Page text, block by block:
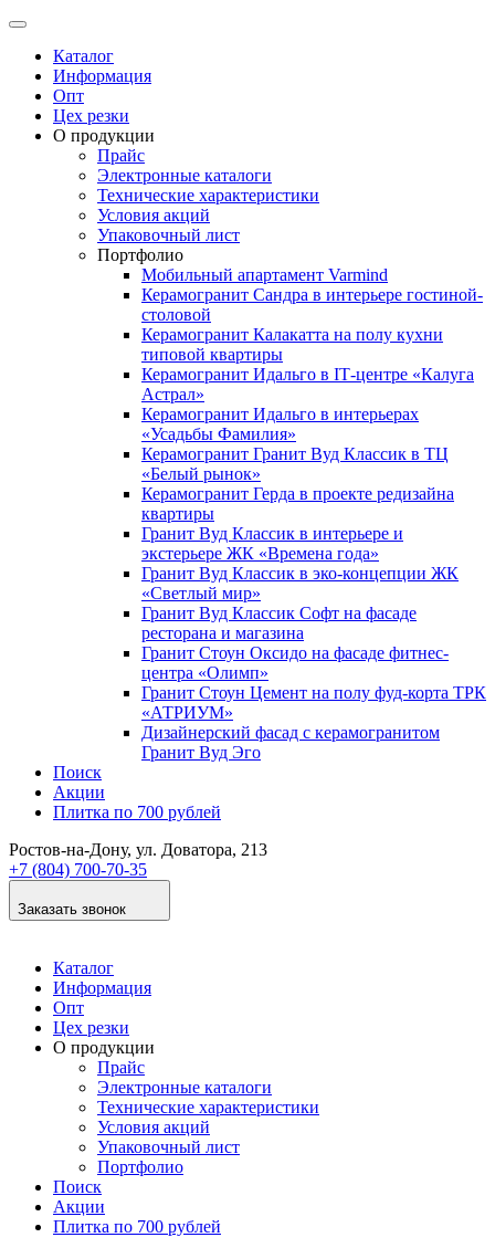
Каталог
Информация
Опт
Цех резки
О продукции
Прайс
Электронные каталоги
Технические характеристики
Условия акций
Упаковочный лист
Портфолио
Мобильный апартамент Varmind
Керамогранит Сандра в интерьере гостиной-
столовой
Керамогранит Калакатта на полу кухни
типовой квартиры
Керамогранит Идальго в IТ-центре «Калуга
Астрал»
Керамогранит Идальго в интерьерах
«Усадьбы Фамилия»
Керамогранит Гранит Вуд Классик в ТЦ
«Белый рынок»
Керамогранит Герда в проекте редизайна
квартиры
Гранит Вуд Классик в интерьере и
экстерьере ЖК «Времена года»
Гранит Вуд Классик в эко-концепции ЖК
«Светлый мир»
Гранит Вуд Классик Софт на фасаде
ресторана и магазина
Гранит Стоун Оксидо на фасаде фитнес-
центра «Олимп»
Гранит Стоун Цемент на полу фуд-корта ТРК
«АТРИУМ»
Дизайнер­ский фасад с керамогранитом
Гранит Вуд Эго
Поиск
Акции
Плитка по 700 рублей
Ростов-на-Дону, ул. Доватора, 213
+7 (804) 700-70-35
Заказать звонок
Каталог
Информация
Опт
Цех резки
О продукции
Прайс
Электронные каталоги
Технические характеристики
Условия акций
Упаковочный лист
Портфолио
Поиск
Акции
Плитка по 700 рублей